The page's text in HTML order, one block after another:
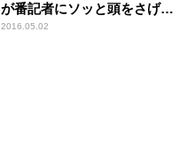
が番記者にソッと頭をさげ
る。。。日本ハム・大谷翔平
2016.05.02